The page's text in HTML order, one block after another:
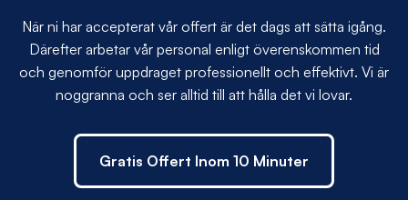
När ni har accepterat vår offert är det dags att sätta igång.
Därefter arbetar vår personal enligt överenskommen tid
och genomför uppdraget professionellt och effektivt. Vi är
noggranna och ser alltid till att hålla det vi lovar.
Gratis Offert Inom 10 Minuter